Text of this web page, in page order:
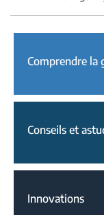
Comprendre la
Conseils et
Innovations